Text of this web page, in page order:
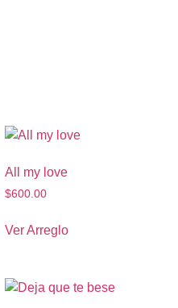
All my love
$600.00
Ver Arreglo